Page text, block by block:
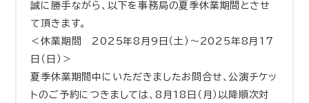
誠に勝手ながら、以下を事務局の夏季休業期間とさせ
て頂きます。
＜休業期間 2025年8月9日（土）～2025年8月17
日（日）＞
夏季休業期間中にいただきましたお問合せ、公演チケッ
トのご予約につきましては、8月18日（月）以降順次対